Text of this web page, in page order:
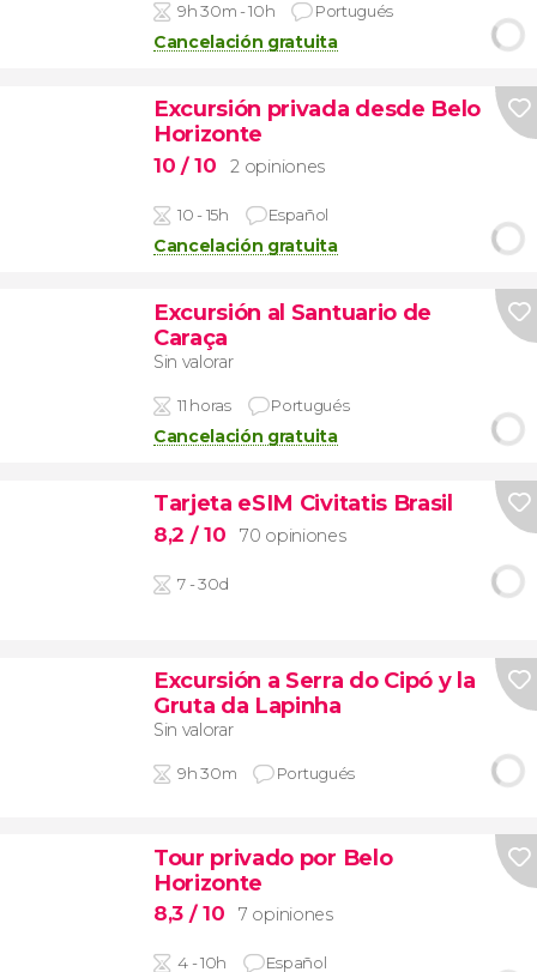
9h 30m - 10h Portugués
Cancelación gratuita
Excursión privada desde Belo
Horizonte
10 / 10 2 opiniones
10 - 15h Español
Cancelación gratuita
Excursión al Santuario de
Caraça
Sin valorar
11 horas Portugués
Cancelación gratuita
Tarjeta eSIM Civitatis Brasil
8,2 / 10 70 opiniones
7 - 30d
Excursión a Serra do Cipó y la
Gruta da Lapinha
Sin valorar
9h 30m Portugués
Tour privado por Belo
Horizonte
8,3 / 10 7 opiniones
4 - 10h Español